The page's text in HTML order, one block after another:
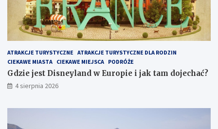
ATRAKCJE TURYSTYCZNE ATRAKCJE TURYSTYCZNE DLA RODZIN
CIEKAWE MIASTA CIEKAWE MIEJSCA PODRÓŻE
Gdzie jest Disneyland w Europie i jak tam dojechać?
4 sierpnia 2026